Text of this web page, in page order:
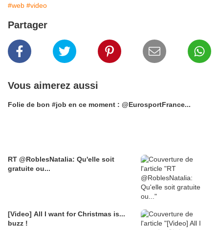
#web #video
Partager
Vous aimerez aussi
Folie de bon #job en ce moment : @EurosportFrance...
RT @RoblesNatalia: Qu'elle soit
gratuite ou...
[Video] All I want for Christmas is...
buzz !